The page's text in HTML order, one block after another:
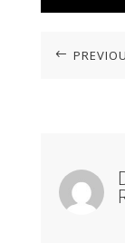
#